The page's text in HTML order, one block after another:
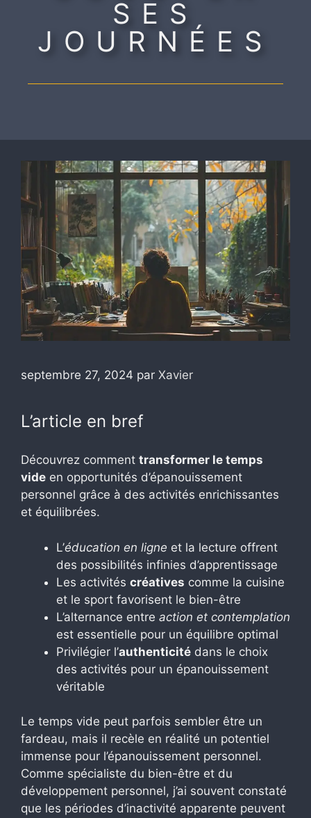
SES
JOURNÉES
septembre 27, 2024 par Xavier
L’article en bref
Découvrez comment transformer le temps
vide en opportunités d’épanouissement
personnel grâce à des activités enrichissantes
et équilibrées.
L’éducation en ligne et la lecture offrent
des possibilités infinies d’apprentissage
Les activités créatives comme la cuisine
et le sport favorisent le bien-être
L’alternance entre action et contemplation
est essentielle pour un équilibre optimal
Privilégier l’authenticité dans le choix
des activités pour un épanouissement
véritable
Le temps vide peut parfois sembler être un
fardeau, mais il recèle en réalité un potentiel
immense pour l’épanouissement personnel.
Comme spécialiste du bien-être et du
développement personnel, j’ai souvent constaté
que les périodes d’inactivité apparente peuvent